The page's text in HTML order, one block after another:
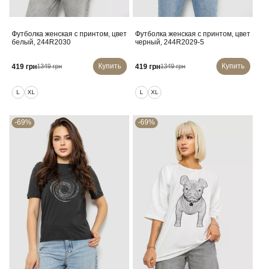
Футболка женская с принтом, цвет
белый, 244R2030
419 грн1349 грн Купить
L XL
Футболка женская с принтом, цвет
черный, 244R2029-5
419 грн1349 грн Купить
L XL
-69% -69%